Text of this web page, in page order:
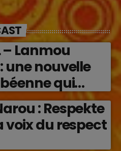
– Lanmou
une nouvelle
qui
les émotions
(2026)
: Respekte
voix du respect